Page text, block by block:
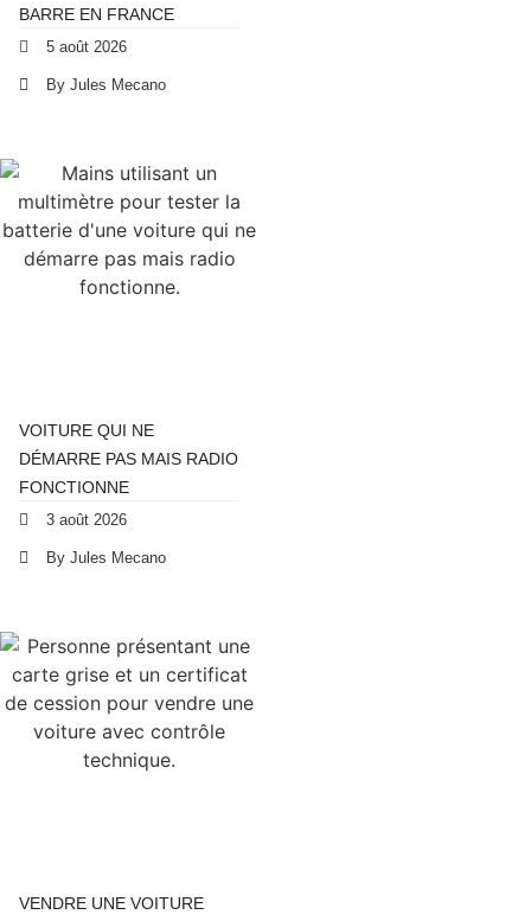
BARRE EN FRANCE
5 août 2026
By Jules Mecano
VOITURE QUI NE
DÉMARRE PAS MAIS RADIO
FONCTIONNE
3 août 2026
By Jules Mecano
VENDRE UNE VOITURE